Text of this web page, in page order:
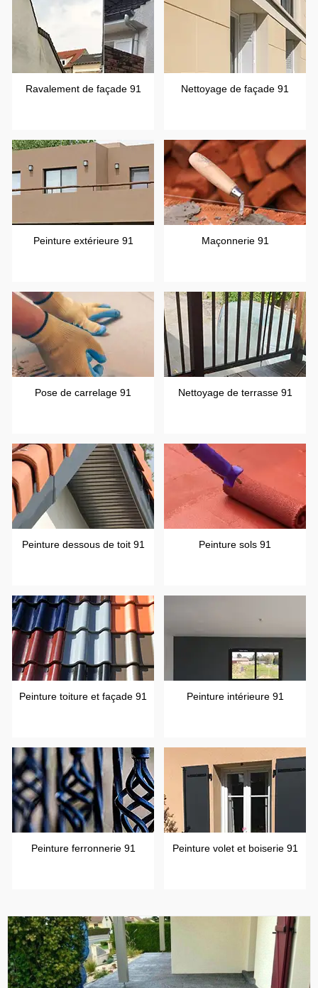
Ravalement de façade 91 Nettoyage de façade 91
Peinture extérieure 91 Maçonnerie 91
Pose de carrelage 91 Nettoyage de terrasse 91
Peinture dessous de toit 91 Peinture sols 91
Peinture toiture et façade 91 Peinture intérieure 91
Peinture ferronnerie 91 Peinture volet et boiserie 91